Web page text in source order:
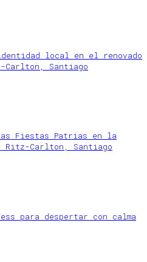
local en el renovado
Carlton, Santiago
Fiestas Patrias en la
Ritz-Carlton, Santiago
para despertar con calma